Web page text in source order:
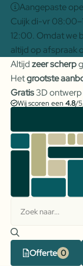
Aangepaste
Cuijk di-vr
12:00. Omdat we
altijd op afspraak
Altijd zeer scherp
Hetgrootste
Gratis3D ontwerp
Wij scoren een 4.8/
Offerte